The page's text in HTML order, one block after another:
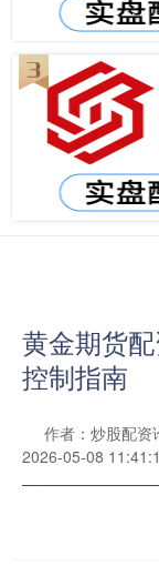
黄金期货
控制指南
作者：炒股配资
2026-05-08